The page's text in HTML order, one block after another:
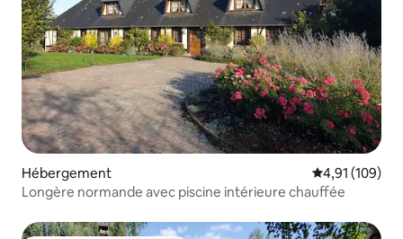
Hébergement Évaluation
4,91 (109)
Longère normande avec piscine intérieure chauffée